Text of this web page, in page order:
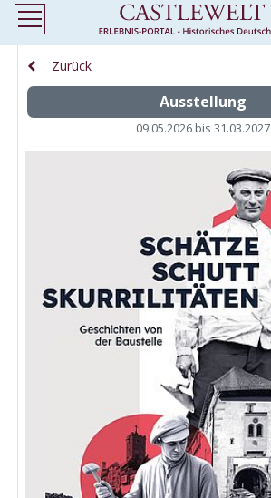
Zurück
Ausstellung
09.05.2026 bis 31.03.2027